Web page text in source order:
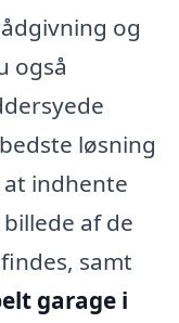
og
også
løsning
indhente
af de
samt
garage i